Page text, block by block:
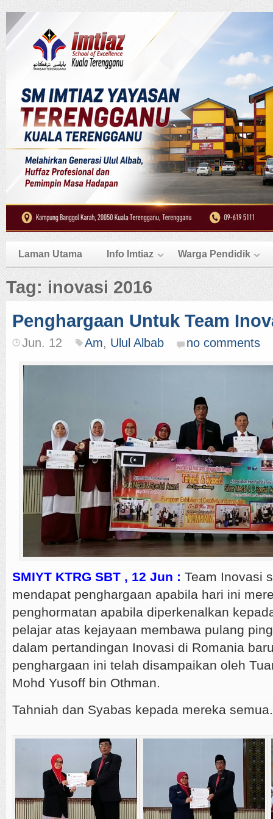
Laman Utama Info Imtiaz Warga Pendidik
Tag: inovasi 2016
Penghargaan Untuk Team
Jun. 12 Am, Ulul Albab no comments
SMIYT KTRG SBT , 12 Jun : Team Inovasi
mendapat penghargaan apabila hari ini
penghormatan apabila diperkenalkan
pelajar atas kejayaan membawa pulang
dalam pertandingan Inovasi di Romania
penghargaan ini telah disampaikan oleh
Mohd Yusoff bin Othman.
Tahniah dan Syabas kepada mereka semua.